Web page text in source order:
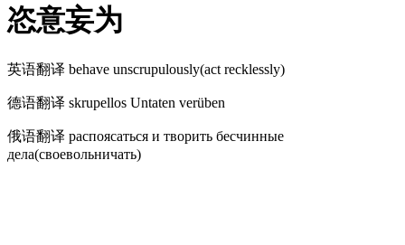
恣意妄为
英语翻译 behave unscrupulously(act recklessly)
德语翻译 skrupellos Untaten verüben
俄语翻译 распоясаться и творить бесчинные
дела(своевольничать)